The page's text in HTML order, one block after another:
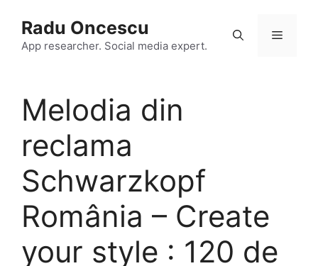
content
Radu Oncescu
App researcher. Social media expert.
Menu
Melodia din
reclama
Schwarzkopf
România – Create
your style : 120 de